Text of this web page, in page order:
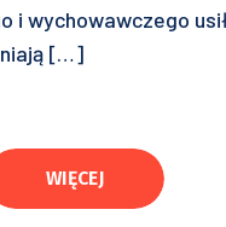
i wychowawczego
[…]
WIĘCEJ